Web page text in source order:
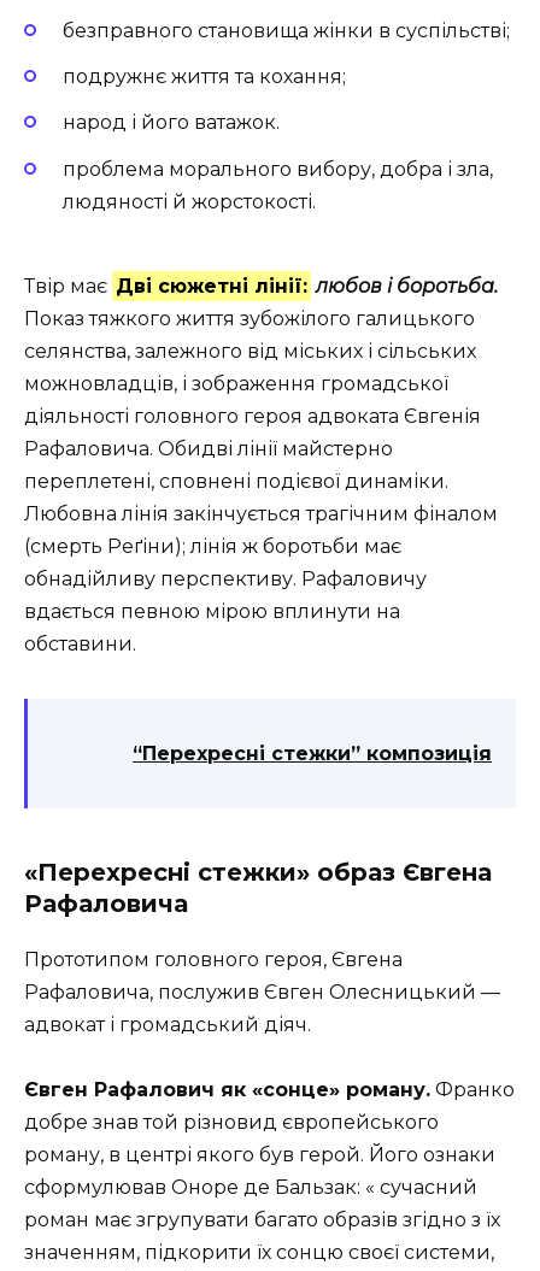
безправного становища жінки в суспільстві;
подружнє життя та кохання;
народ і його ватажок.
проблема морального вибору, добра і зла,
людяності й жорстокості.
Твір має Дві сюжетні лінії: любов і боротьба.
Показ тяжкого життя зубожілого галицького
селянства, залежного від міських і сільських
можновладців, і зображення громадської
діяльності головного героя адвоката Євгенія
Рафаловича. Обидві лінії майстерно
переплетені, сповнені подієвої динаміки.
Любовна лінія закінчується трагічним фіналом
(смерть Реґіни); лінія ж боротьби має
обнадійливу перспективу. Рафаловичу
вдається певною мірою вплинути на
обставини.
“Перехресні стежки” композиція
«Перехресні стежки» образ Євгена
Рафаловича
Прототипом головного героя, Євгена
Рафаловича, послужив Євген Олесницький —
адвокат і громадський діяч.
Євген Рафалович як «сонце» роману. Франко
добре знав той різновид європейського
роману, в центрі якого був герой. Його ознаки
сформулював Оноре де Бальзак: « сучасний
роман має згрупувати багато образів згідно з їх
значенням, підкорити їх сонцю своєї системи,